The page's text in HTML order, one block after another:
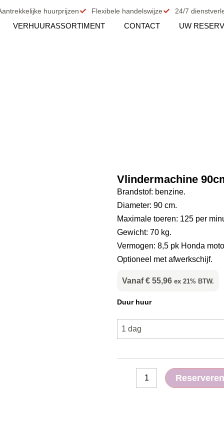
huurprijzen Flexibele handelswijze 24/7
VERHUURASSORTIMENT CONTACT UW
Vlindermachine
Brandstof: benzine.
Diameter: 90 cm.
Maximale toeren: 125 per
Gewicht: 70 kg.
Vermogen: 8,5 pk Honda
Optioneel met afwerkschijf.
Vanaf € 55,96 ex 21% BTW.
Duur huur
90cm